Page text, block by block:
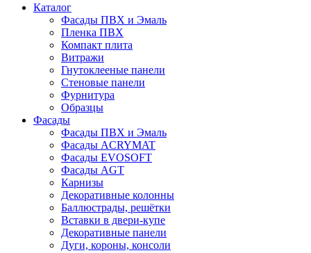
Каталог
Фасады ПВХ и Эмаль
Пленка ПВХ
Компакт плита
Витражи
Гнутоклееные панели
Стеновые панели
Фурнитура
Образцы
Фасады
Фасады ПВХ и Эмаль
Фасады ACRYMAT
Фасады EVOSOFT
Фасады AGT
Карнизы
Декоративные колонны
Баллюстрады, решётки
Вставки в двери-купе
Декоративные панели
Дуги, короны, консоли